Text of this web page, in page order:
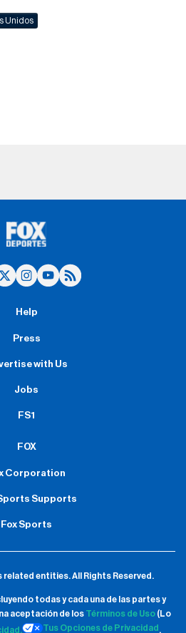
Unidos
Help
Press
with Us
Jobs
FS1
FOX
Corporation
Sports Supports
Fox Sports
related entities.All Rights Reserved.
todas y cada una de las partes y
aceptación de los Términos de Uso(Lo
Tus Opciones de Privacidad .